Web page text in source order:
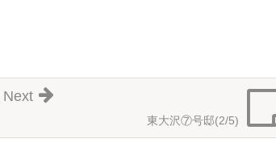
東大沢⑦号邸(2/5)
Next